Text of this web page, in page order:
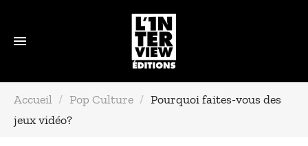
Accueil Pop Culture
Pourquoi faites-vous des
jeux vidéo?